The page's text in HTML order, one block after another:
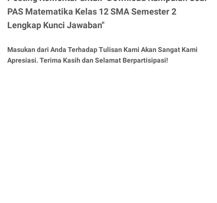
PAS Matematika Kelas 12 SMA Semester 2
Lengkap Kunci Jawaban"
Masukan dari Anda Terhadap Tulisan Kami Akan Sangat Kami
Apresiasi. Terima Kasih dan Selamat Berpartisipasi!